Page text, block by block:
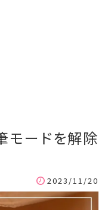
モードを解除
2023/11/20